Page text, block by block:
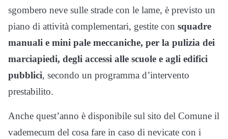
sgombero neve sulle strade con le lame, è previsto un
piano di attività complementari, gestite con squadre
manuali e mini pale meccaniche, per la pulizia dei
marciapiedi, degli accessi alle scuole e agli edifici
pubblici, secondo un programma d’intervento
prestabilito.
Anche quest’anno è disponibile sul sito del Comune il
vademecum del cosa fare in caso di nevicate con i